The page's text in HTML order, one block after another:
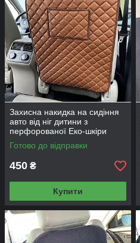
Захисна накидка на сидіння
авто від ніг дитини з
перфорованої Еко-шкіри
Коричнева з коричневим
рядком З карманом під
Готово до відправки
450 ₴
Купити